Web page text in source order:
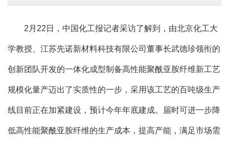
2月22日，中国化工报记者采访了解到，由北京化工大
学教授、江苏先诺新材料科技有限公司董事长武德珍领衔的
创新团队开发的一体化成型制备高性能聚酰亚胺纤维新工艺
规模化量产迈出了实质性的一步，采用该工艺的百吨级生产
线目前正在加紧建设，预计今年年底建成。届时可进一步降
低高性能聚酰亚胺纤维的生产成本，提高产能，满足市场需